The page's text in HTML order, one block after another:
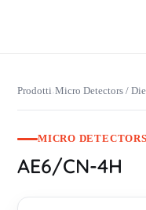
Prodotti›Micro Detectors /
MICRO
AE6/CN-4H